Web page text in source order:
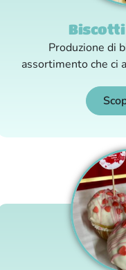
Produzione di
assortimento che ci